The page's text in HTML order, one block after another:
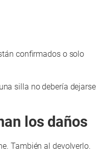
confirmados o solo
silla no debería dejarse
los daños
También al devolverlo.